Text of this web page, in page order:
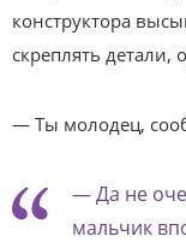
конструктора
скреплять детали,
— Ты молодец,
— Да не
мальчик